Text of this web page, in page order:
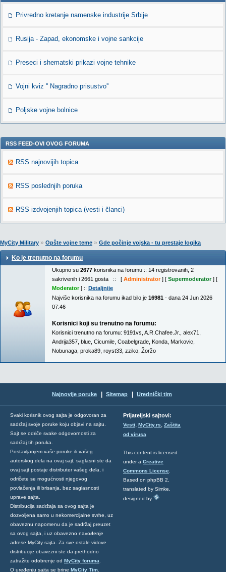
Privredno kretanje namenske industrije Srbije
Rusija - Zapad, ekonomske i vojne sankcije
Preseci i shematski prikazi vojne tehnike
Vojni kviz '' Nagradno prisustvo''
Poljske vojne bolnice
RSS FEED-OVI OVOG FORUMA
RSS najnovijih topica
RSS poslednjih poruka
RSS izdvojenjih topica (vesti i članci)
MyCity Military » Opšte vojne teme » Gde počinje vojska - tu prestaje logika
Ko je trenutno na forumu
Ukupno su 2677 korisnika na forumu :: 14 registrovanih, 2
sakrivenih i 2661 gosta :: [ Administrator] [ Supermoderator] [
Moderator] :: Detaljnije
Najviše korisnika na forumu ikad bilo je 16981 - dana 24 Jun 2026
07:46
Korisnici koji su trenutno na forumu:
Korisnici trenutno na forumu: 9191vs A.R.Chafee.Jr. alex71
Andrija357 blue Cicumile Coabelgrade Konda Markovic
Nobunaga proka89 royst33 zziko Žoržo
Najnovije poruke Sitemap Urednički tim
Svaki korisnik ovog sajta je odgovoran za
sadržaj svoje poruke koju objavi na sajtu.
Sajt se odriče svake odgovornosti za
sadržaj tih poruka.
Postavljanjem vaše poruke ili vašeg
autorskog dela na ovaj sajt, saglasni ste da
ovaj sajt postaje distributer vašeg dela, i
odričete se mogućnosti njegovog
povlačenja ili brisanja, bez saglasnosti
uprave sajta.
Distribucija sadržaja sa ovog sajta je
dozvoljena samo u nekomercijalne svrhe, uz
obaveznu napomenu da je sadržaj preuzet
sa ovog sajta, i uz obavezno navođenje
adrese MyCity sajta. Za sve ostale vidove
distribucije obavezni ste da prethodno
zatražite odobrenje od MyCity foruma
O uređenju sajta se brine MyCity Tim
Prijateljski sajtovi:
Vesti, MyCity.rs, Zaštita
od virusa
This content is licensed
under a Creative
Commons License
Based on phpBB 2,
translated by Simke,
designed by